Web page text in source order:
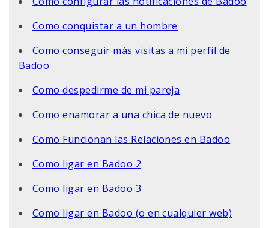
Como conquistar a un hombre
Como conseguir más visitas a mi perfil de
Badoo
Como despedirme de mi pareja
Como enamorar a una chica de nuevo
Como Funcionan las Relaciones en Badoo
Como ligar en Badoo 2
Como ligar en Badoo 3
Como ligar en Badoo (o en cualquier web)